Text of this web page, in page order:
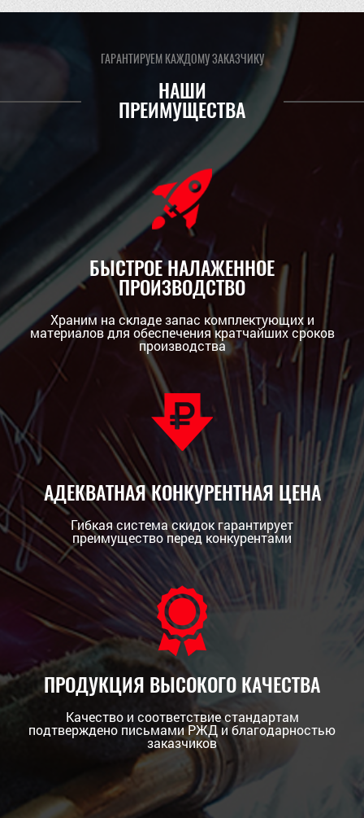
ГАРАНТИРУЕМ КАЖДОМУ ЗАКАЗЧИКУ
НАШИ
ПРЕИМУЩЕСТВА
БЫСТРОЕ НАЛАЖЕННОЕ
ПРОИЗВОДСТВО
Храним на складе запас комплектующих и
материалов для обеспечения кратчайших сроков
производства
АДЕКВАТНАЯ КОНКУРЕНТНАЯ ЦЕНА
Гибкая система скидок гарантирует
преимущество перед конкурентами
ПРОДУКЦИЯ ВЫСОКОГО КАЧЕСТВА
Качество и соответствие стандартам
подтверждено письмами РЖД и благодарностью
заказчиков